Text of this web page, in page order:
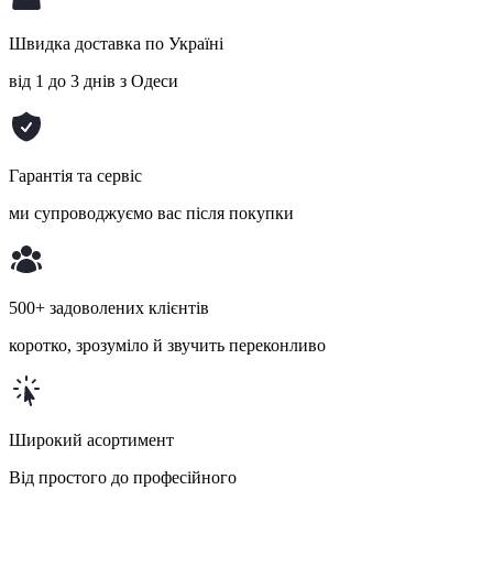
Швидка доставка по Україні
від 1 до 3 днів з Одеси
Гарантія та сервіс
ми супроводжуємо вас після покупки
500+ задоволених клієнтів
коротко, зрозуміло й звучить переконливо
Широкий асортимент
Від простого до професійного